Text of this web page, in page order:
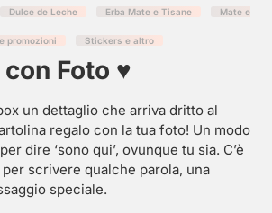
Dulce de Leche Erba Mate e Tisane Mate e
promozioni Stickers e altro
Foto ♥
un dettaglio che arriva dritto al
regalo con la tua foto! Un modo
dire ‘sono qui’, ovunque tu sia. C’è
scrivere qualche parola, una
speciale.